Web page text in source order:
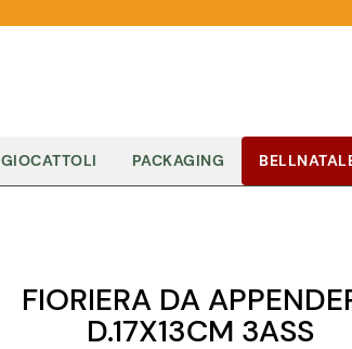
GIOCATTOLI PACKAGING
FIORIERA DA
D.17X13CM 3ASS